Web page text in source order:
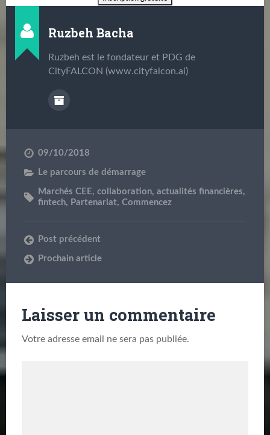
Ruzbeh Bacha
Ruzbeh est le fondateur et PDG de
CityFALCON (www.cityfalcon.ai)
09/10/2018
Le parcours de démarrage
Marchés CEE, collaboration, actualités financières,
fintech, Partenariat, Commencez
Post précédent
Prochain article
Laisser un commentaire
Votre adresse email ne sera pas publiée.